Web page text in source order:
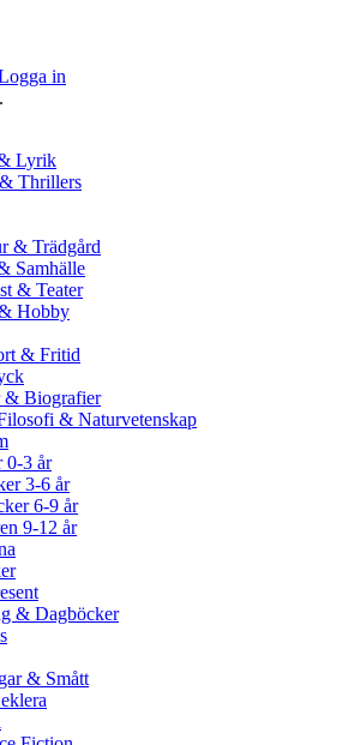
in
Lyrik
Thrillers
& Trädgård
Samhälle
& Teater
Hobby
& Fritid
& Biografier
& Naturvetenskap
0-3 år
3-6 år
6-9 år
9-12 år
& Dagböcker
& Smått